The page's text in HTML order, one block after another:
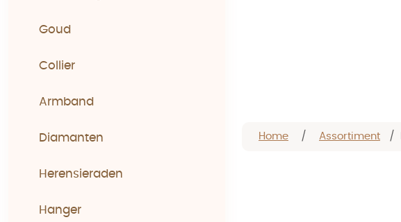
Goud
Collier
Armband
Diamanten
Herensieraden
Hanger
Home / Assortiment /